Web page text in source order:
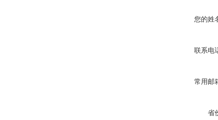
您的姓
联系电
常用邮
省